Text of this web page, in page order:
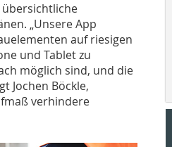
„Unsere App
auf riesigen
und Tablet zu
möglich sind, und die
Jochen Böckle,
verhindere